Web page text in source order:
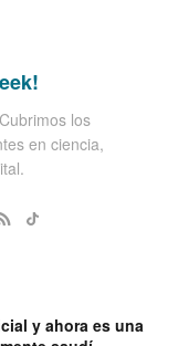
los
en ciencia,
y ahora es una